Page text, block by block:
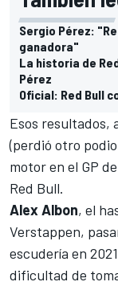
Sergio Pérez:
ganadora"
La historia de
Pérez
Oficial: Red Bull
Esos resultados,
(perdió otro
motor en el GP
Red Bull.
Alex Albon, el
Verstappen,
escudería en
dificultad de